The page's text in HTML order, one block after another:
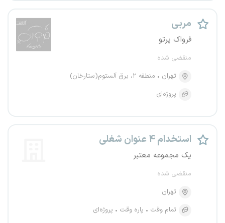
مربی
فرواک پرتو
منقضی شده
تهران
منطقه ۲، برق آلستوم(ستارخان)
پروژه‌ای
استخدام ۴ عنوان شغلی
یک مجموعه معتبر
منقضی شده
تهران
تمام وقت
پاره وقت پروژه‌ای